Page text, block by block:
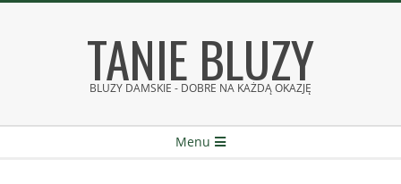
TANIE BLUZY
BLUZY DAMSKIE - DOBRE NA KAŻDĄ OKAZJĘ
Menu